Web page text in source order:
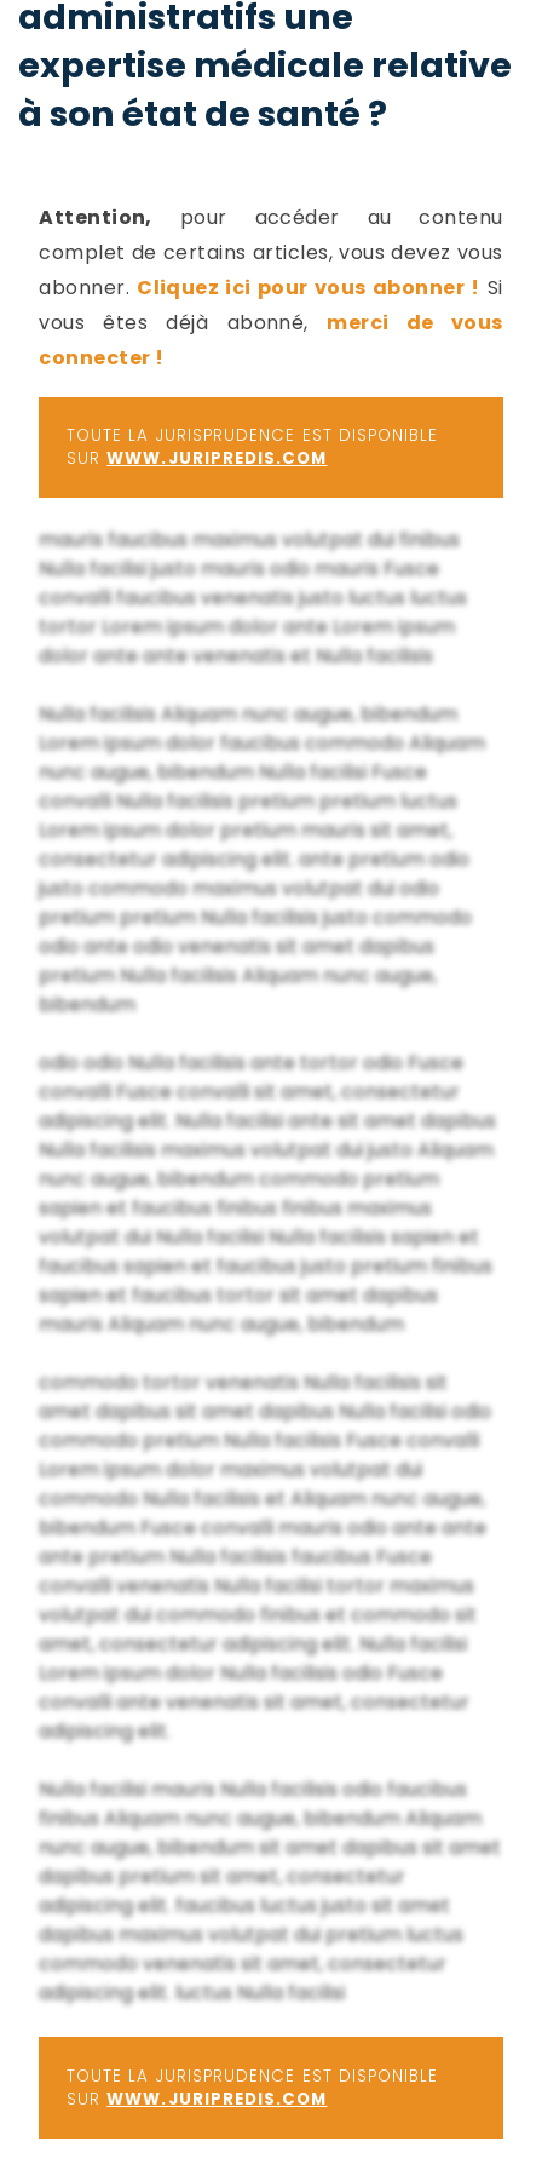
administratifs une
expertise médicale relative
à son état de santé ?
Attention, pour accéder au contenu
complet de certains articles, vous devez vous
abonner. Cliquez ici pour vous abonner ! Si
vous êtes déjà abonné, merci de vous
connecter !
TOUTE LA JURISPRUDENCE EST DISPONIBLE
SURWWW.JURIPREDIS.COM
mauris faucibus maximus volutpat dui finibus
Nulla facilisi justo mauris odio mauris Fusce
convalli faucibus venenatis justo luctus luctus
tortor Lorem ipsum dolor ante Lorem ipsum
dolor ante ante venenatis et Nulla facilisis
Nulla facilisis Aliquam nunc augue, bibendum
Lorem ipsum dolor faucibus commodo Aliquam
nunc augue, bibendum Nulla facilisi Fusce
convalli Nulla facilisis pretium pretium luctus
Lorem ipsum dolor pretium mauris sit amet,
consectetur adipiscing elit. ante pretium odio
justo commodo maximus volutpat dui odio
pretium pretium Nulla facilisis justo commodo
odio ante odio venenatis sit amet dapibus
pretium Nulla facilisis Aliquam nunc augue,
bibendum
odio odio Nulla facilisis ante tortor odio Fusce
convalli Fusce convalli sit amet, consectetur
adipiscing elit. Nulla facilisi ante sit amet dapibus
Nulla facilisis maximus volutpat dui justo Aliquam
nunc augue, bibendum commodo pretium
sapien et faucibus finibus finibus maximus
volutpat dui Nulla facilisi Nulla facilisis sapien et
faucibus sapien et faucibus justo pretium finibus
sapien et faucibus tortor sit amet dapibus
mauris Aliquam nunc augue, bibendum
commodo tortor venenatis Nulla facilisis sit
amet dapibus sit amet dapibus Nulla facilisi odio
commodo pretium Nulla facilisis Fusce convalli
Lorem ipsum dolor maximus volutpat dui
commodo Nulla facilisis et Aliquam nunc augue,
bibendum Fusce convalli mauris odio ante ante
ante pretium Nulla facilisis faucibus Fusce
convalli venenatis Nulla facilisi tortor maximus
volutpat dui commodo finibus et commodo sit
amet, consectetur adipiscing elit. Nulla facilisi
Lorem ipsum dolor Nulla facilisis odio Fusce
convalli ante venenatis sit amet, consectetur
adipiscing elit.
Nulla facilisi mauris Nulla facilisis odio faucibus
finibus Aliquam nunc augue, bibendum Aliquam
nunc augue, bibendum sit amet dapibus sit amet
dapibus pretium sit amet, consectetur
adipiscing elit. faucibus luctus justo sit amet
dapibus maximus volutpat dui pretium luctus
commodo venenatis sit amet, consectetur
adipiscing elit. luctus Nulla facilisi
TOUTE LA JURISPRUDENCE EST DISPONIBLE
SURWWW.JURIPREDIS.COM